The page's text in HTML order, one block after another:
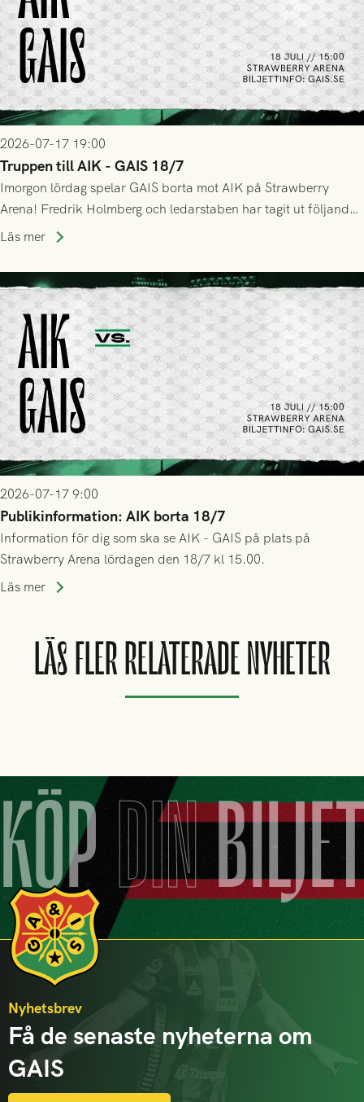
2026-07-17 19:00
Truppen till AIK - GAIS 18/7
Imorgon lördag spelar GAIS borta mot AIK på Strawberry
Arena! Fredrik Holmberg och ledarstaben har tagit ut följande
trupp till matchen:
Läs mer
2026-07-17 9:00
Publikinformation: AIK borta 18/7
Information för dig som ska se AIK - GAIS på plats på
Strawberry Arena lördagen den 18/7 kl 15.00.
Läs mer
LÄS FLER RELATERADE NYHETER
KÖPDIN
Nyhetsbrev
Få de senaste nyheterna om
GAIS